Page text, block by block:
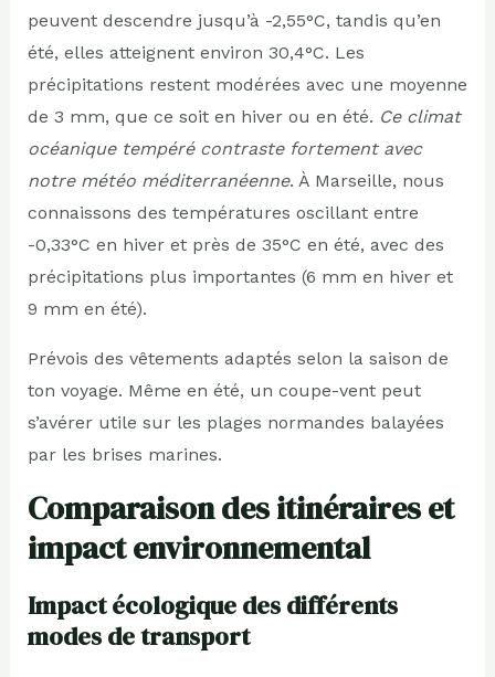
peuvent descendre jusqu’à -2,55°C, tandis qu’en
été, elles atteignent environ 30,4°C. Les
précipitations restent modérées avec une moyenne
de 3 mm, que ce soit en hiver ou en été. Ce climat
océanique tempéré contraste fortement avec
notre météo méditerranéenne. À Marseille, nous
connaissons des températures oscillant entre
-0,33°C en hiver et près de 35°C en été, avec des
précipitations plus importantes (6 mm en hiver et
9 mm en été).
Prévois des vêtements adaptés selon la saison de
ton voyage. Même en été, un coupe-vent peut
s’avérer utile sur les plages normandes balayées
par les brises marines.
Comparaison des itinéraires et
impact environnemental
Impact écologique des différents
modes de transport